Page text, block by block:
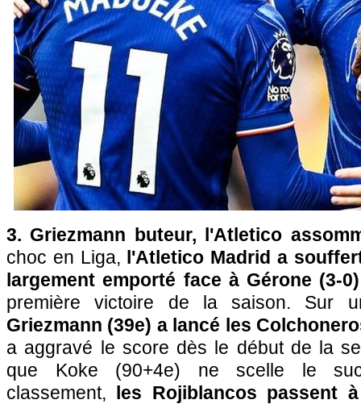
3. Griezmann buteur, l'Atletico
choc en Liga, l'Atletico Madrid a
largement emporté face à Gérone (3-0)
première victoire de la saison. Sur
Griezmann (39e) a lancé les
a aggravé le score dès le début de la
que Koke (90+4e) ne scelle le
classement, les Rojiblancos passent